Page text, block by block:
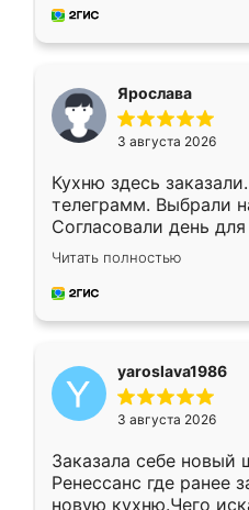
предложил по моему
Ярослава
3 августа 2026
Кухню здесь
телеграмм. Выбрали
Согласовали день
недели кухня была
довольны работой.
мебель за
Читать полностью
yaroslava1986
3 августа 2026
Заказала себе новый
Ренессанс где ранее
новую кухню.Чего